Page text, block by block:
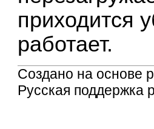
приходится
работает.
Создано на основе
Русская поддержка